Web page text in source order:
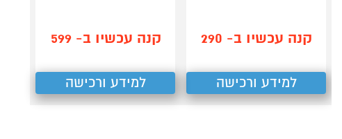
קנה עכשיו ב- 290
למידע ורכישה
קנה עכשיו ב- 599
למידע ורכישה